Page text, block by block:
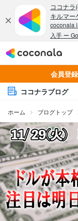
会員登
ココナラブログ
ホーム ブログトップ